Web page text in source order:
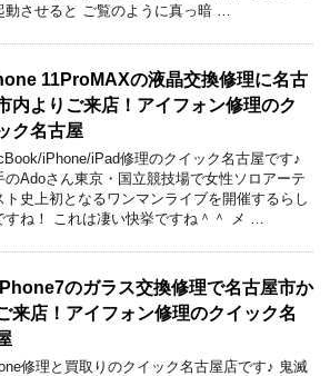
動させると ご覧のように真っ暗 …
11ProMAXの液晶交換修理に名古
内よりご来店！アイフォン修理のク
ク名古屋
iPhone/iPad修理のクイック名古屋です♪
のAdoさん東京・国立競技場で女性ソロアーテ
ト史上初となるワンマンライブを開催するらし
すね！ これは凄い快挙ですね＾＾ メ …
のガラス交換修理で名古屋市か
来店！アイフォン修理のクイック名
修理と買取りのクイック名古屋店です♪ 鬼滅